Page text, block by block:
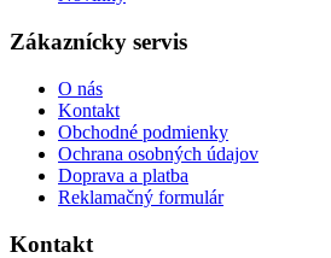
Zákaznícky servis
O nás
Kontakt
Obchodné podmienky
Ochrana osobných údajov
Doprava a platba
Reklamačný formulár
Kontakt